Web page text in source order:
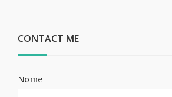
CONTACT ME
Nome